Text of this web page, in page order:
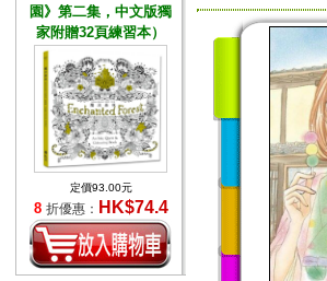
園》第二集，中文版獨
家附贈32頁練習本）
定價93.00元
8 折優惠： HK$74.4